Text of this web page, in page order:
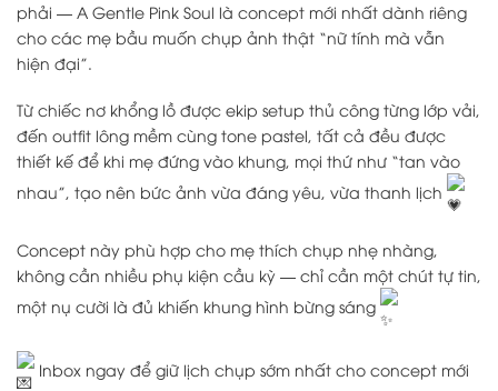
phải — A Gentle Pink Soul là concept mới nhất dành riêng
cho các mẹ bầu muốn chụp ảnh thật “nữ tính mà vẫn
hiện đại”.
Từ chiếc nơ khổng lồ được ekip setup thủ công từng lớp vải,
đến outfit lông mềm cùng tone pastel, tất cả đều được
thiết kế để khi mẹ đứng vào khung, mọi thứ như “tan vào
nhau”, tạo nên bức ảnh vừa đáng yêu, vừa thanh lịch
Concept này phù hợp cho mẹ thích chụp nhẹ nhàng,
không cần nhiều phụ kiện cầu kỳ — chỉ cần một chút tự tin,
một nụ cười là đủ khiến khung hình bừng sáng
Inbox ngay để giữ lịch chụp sớm nhất cho concept mới